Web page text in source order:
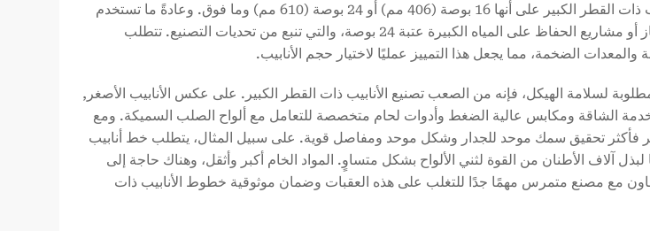
يُعرّف الإجماع في الصناعة الأنابيب ذات القطر الكبير على أنها 16 بوصة (406 مم) أو 24 بوصة (610 مم) وما فوق. وعادةً ما تستخدم
التطبيقات الحرجة مثل النفط/الغاز أو مشاريع الحفاظ على المياه الكبيرة عتبة 24 بوصة، والتي تنبع من تحديات التصنيع. تتطلب
والمعدات الضخمة، مما يجعل هذا التمييز عمليًا لاختيار حجم الأنابيب.
لسلامة الهيكل، فإنه من الصعب تصنيع الأنابيب ذات القطر الكبير. على عكس الأنابيب الأصغر,
الشاقة ومكابس عالية الضغط وأدوات لحام متخصصة للتعامل مع ألواح الصلب السميكة. ومع
فأكثر تحقيق سمك موحد للجدار وشكل موحد ومفاصل قوية. على سبيل المثال، يتطلب خط أنابيب
مم) مكبسًا لبذل آلاف الأطنان من القوة لثني الألواح بشكل متساوٍ. المواد الخام أكبر وأثقل، وهناك حاجة إلى
مع مصنع متمرس مهمًا جدًا للتغلب على هذه العقبات وضمان موثوقية خطوط الأنابيب ذات